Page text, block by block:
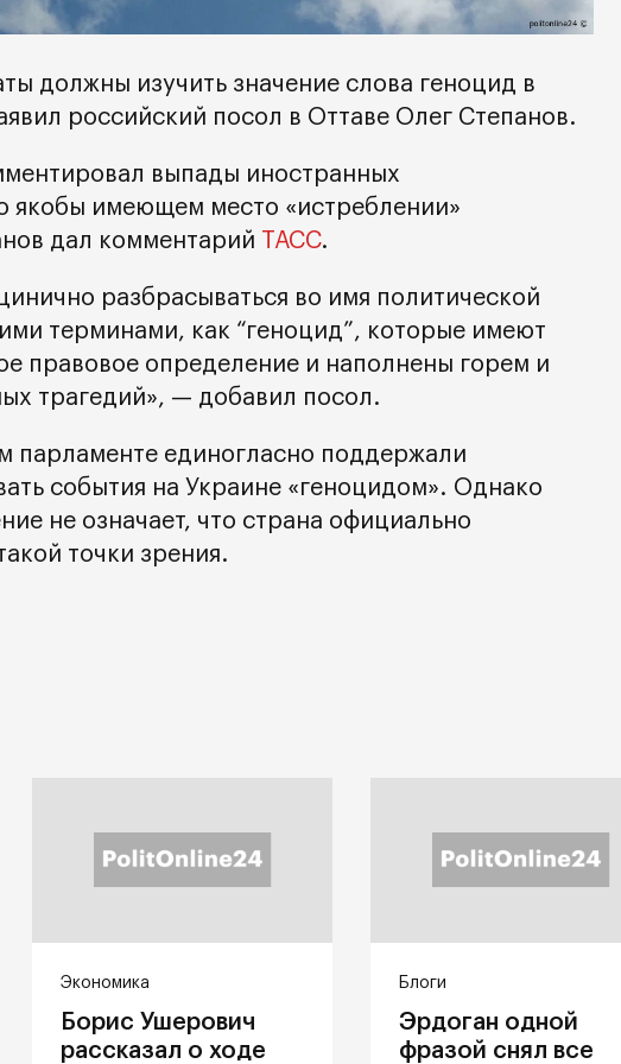
должны изучить значение слова геноцид в
российский посол в Оттаве Олег Степанов.
выпады иностранных
якобы имеющем место «истреблении»
дал комментарий ТАСС.
разбрасываться во имя политической
терминами, как “геноцид”, которые имеют
правовое определение и наполнены горем и
трагедий», — добавил посол.
парламенте единогласно поддержали
события на Украине «геноцидом». Однако
не означает, что страна официально
точки зрения.
Экономика
Борис Ушерович
рассказал о ходе
Блоги
Эрдоган одной
фразой снял все